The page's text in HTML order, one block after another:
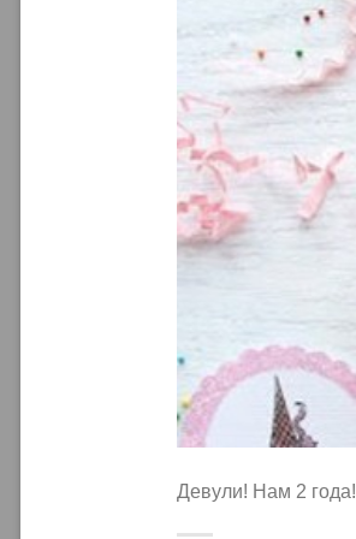
Девули! Нам 2 года!